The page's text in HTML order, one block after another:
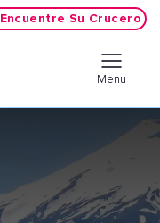
Encuentre Su Crucero
Menu